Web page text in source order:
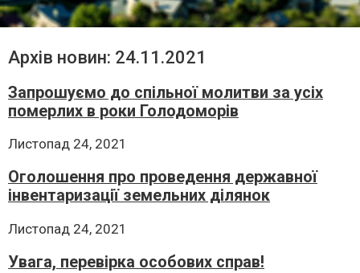
Архів новин: 24.11.2021
Запрошуємо до спільної молитви за усіх
померлих в роки Голодоморів
Листопад 24, 2021
Оголошення про проведення державної
інвентаризації земельних ділянок
Листопад 24, 2021
Увага, перевірка особових справ!